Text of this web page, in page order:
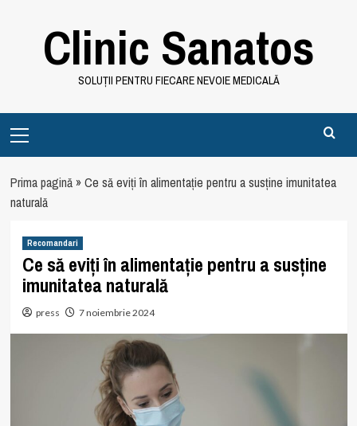
Clinic Sanatos
SOLUȚII PENTRU FIECARE NEVOIE MEDICALĂ
Menu
Prima pagină»Ce să eviți în alimentație pentru a susține imunitatea
naturală
Recomandari
Ce să eviți în alimentație pentru a susține
imunitatea naturală
press 7 noiembrie 2024